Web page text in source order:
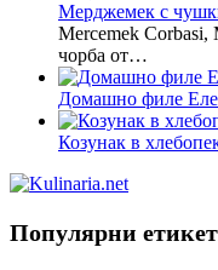
Мерджемек с
Mercemek Corbasi,
чорба от…
Домашно филе
Козунак в
Популярни